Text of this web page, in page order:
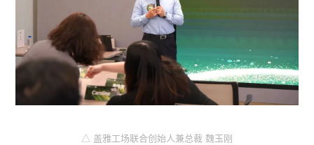
△ 盖雅工场联合创始人兼总裁 魏玉刚